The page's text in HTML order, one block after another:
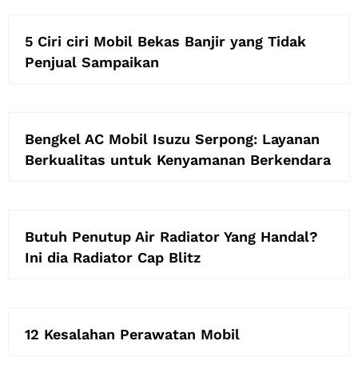
5 Ciri ciri Mobil Bekas Banjir yang Tidak
Penjual Sampaikan
Bengkel AC Mobil Isuzu Serpong: Layanan
Berkualitas untuk Kenyamanan Berkendara
Butuh Penutup Air Radiator Yang Handal?
Ini dia Radiator Cap Blitz
12 Kesalahan Perawatan Mobil